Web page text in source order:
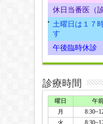
休日当番医（
土曜日は１７
す
午後臨時休診
診療時間
曜日 午
月
火